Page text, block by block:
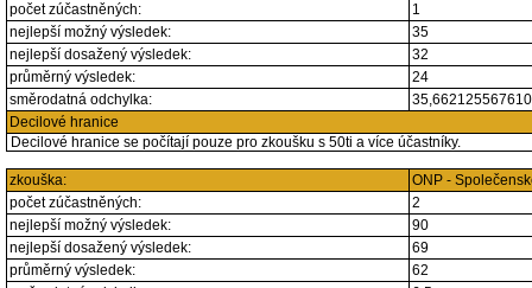
počet zúčastněných:
1
nejlepší možný výsledek:
35
nejlepší dosažený výsledek:
32
průměrný výsledek:
24
směrodatná odchylka:
Decilové hranice
Decilové hranice se počítají pouze pro zkoušku s 50ti a více účastníky.
zkouška:
ONP -
počet zúčastněných:
2
nejlepší možný výsledek:
90
nejlepší dosažený výsledek:
69
průměrný výsledek:
62